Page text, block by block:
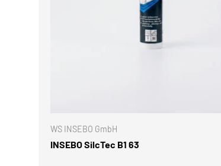
WS INSEBO GmbH
INSEBO SilcTec B1 63